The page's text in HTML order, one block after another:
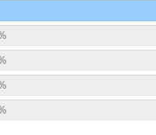
진, 감기 예방 등 우리
를 쑥쑥 자라게 하고,
을 길러 튼튼하고 건강